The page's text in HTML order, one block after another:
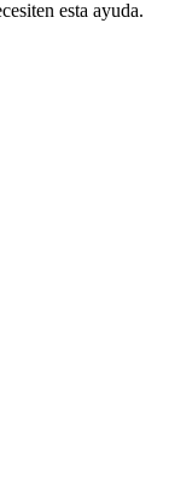
esta ayuda.